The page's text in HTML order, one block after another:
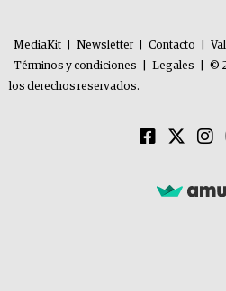
MediaKit Newsletter Contacto
Términos y condiciones
Legales
©
los derechos reservados.